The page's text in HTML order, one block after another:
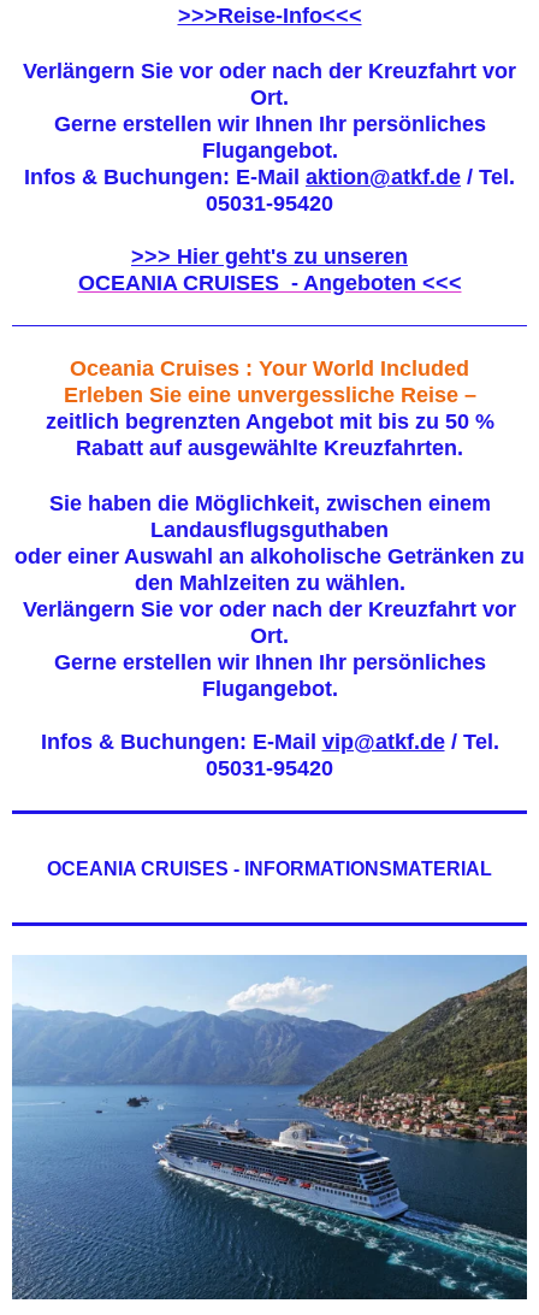
>>>Reise-Info<<<
Verlängern Sie vor oder nach der Kreuzfahrt vor
Ort.
Gerne erstellen wir Ihnen Ihr persönliches
Flugangebot.
Infos & Buchungen: E-Mail aktion@atkf.de / Tel.
05031-95420
>>> Hier geht's zu unseren
OCEANIA CRUISES - Angeboten <<<
Oceania Cruises : Your World Included
Erleben Sie eine unvergessliche Reise –
zeitlich begrenzten Angebot mit bis zu 50 %
Rabatt auf ausgewählte Kreuzfahrten.
Sie haben die Möglichkeit, zwischen einem
Landausflugsguthaben
oder einer Auswahl an alkoholische Getränken zu
den Mahlzeiten zu wählen.
Verlängern Sie vor oder nach der Kreuzfahrt vor
Ort.
Gerne erstellen wir Ihnen Ihr persönliches
Flugangebot.
Infos & Buchungen: E-Mail vip@atkf.de / Tel.
05031-95420
OCEANIA CRUISES - INFORMATIONSMATERIAL